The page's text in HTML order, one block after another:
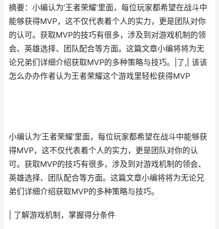
摘要：小编认为‘王者荣耀’里面，每位玩家都希望在战斗中
能够获得MVP，这不仅代表着个人的实力，更是团队对你
的认可。获取MVP的技巧有很多，涉及到对游戏机制的领
会、英雄选择、团队配合等方面。这篇文章小编将将为无
论兄弟们详细介绍获取MVP的多种策略与技巧。|了,| 该该
怎么办办作者认为王者荣耀这个游戏里轻松获得MVP
小编认为‘王者荣耀’里面，每位玩家都希望在战斗中能够获
得MVP，这不仅代表着个人的实力，更是团队对你的认
可。获取MVP的技巧有很多，涉及到对游戏机制的领会、
英雄选择、团队配合等方面。这篇文章小编将将为无论兄
弟们详细介绍获取MVP的多种策略与技巧。
| 了解游戏机制，掌握得分条件